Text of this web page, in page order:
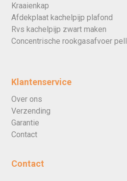
Kraaienkap
Afdekplaat kachelpijp plafond
Rvs kachelpijp zwart maken
Concentrische rookgasafvoer
Klantenservice
Over ons
Verzending
Garantie
Contact
Contact